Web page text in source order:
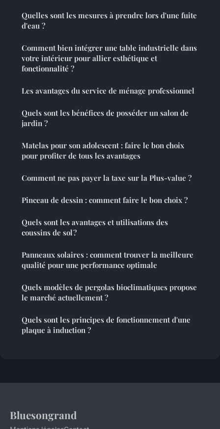
Quelles sont les mesures à prendre lors d'une fuite
d'eau ?
Comment bien intégrer une table industrielle dans
votre intérieur pour allier esthétique et
fonctionnalité ?
Les avantages du service de ménage professionnel
Quels sont les bénéfices de posséder un salon de
jardin ?
Matelas pour son adolescent : faire le bon choix
pour profiter de tous les avantages
Comment ne pas payer la taxe sur la Plus-value ?
Pinceau de dessin : comment faire le bon choix ?
Quels sont les avantages et utilisations des
coussins de sol ?
Panneaux solaires : comment trouver la meilleure
qualité pour une performance optimale
Quels modèles de pergolas bioclimatiques propose
le marché actuellement ?
Quels sont les principes de fonctionnement d'une
plaque à induction ?
Bluesongrand